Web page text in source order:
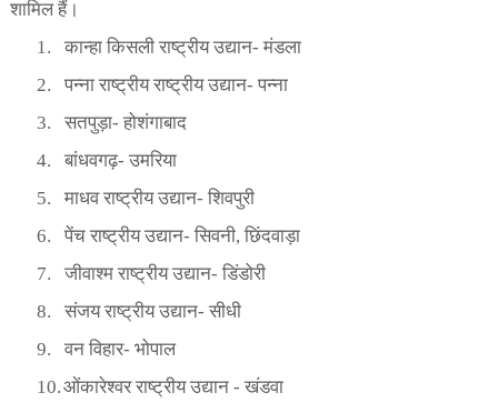
शामिल हैं।
1.
कान्हा किसली राष्ट्रीय उद्यान- मंडला
2.
पन्ना राष्ट्रीय राष्ट्रीय उद्यान- पन्ना
3.
सतपुड़ा- होशंगाबाद
4.
बांधवगढ़- उमरिया
5.
माधव राष्ट्रीय उद्यान- शिवपुरी
6.
पेंच राष्ट्रीय उद्यान- सिवनी, छिंदवाड़ा
7.
जीवाश्म राष्ट्रीय उद्यान- डिंडोरी
8.
संजय राष्ट्रीय उद्यान- सीधी
9.
वन विहार- भोपाल
10.ओंकारेश्वर राष्ट्रीय उद्यान - खंडवा